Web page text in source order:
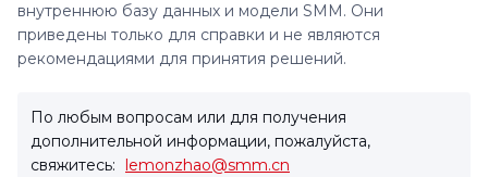
внутреннюю базу данных и модели SMM. Они
приведены только для справки и не являются
рекомендациями для принятия решений.
По любым вопросам или для получения
дополнительной информации, пожалуйста,
свяжитесь:
lemonzhao@smm.cn